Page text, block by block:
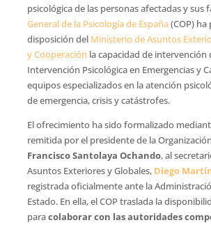
psicológica de las personas afectadas y sus
General de la Psicología de España(COP) ha
disposición del Ministerio de Asuntos
y Cooperación la capacidad de intervención
Intervención Psicológica en Emergencias y
equipos especializados en la atención
de emergencia, crisis y catástrofes.
El ofrecimiento ha sido formalizado
remitida por el presidente de la
Francisco Santolaya Ochando, al
Asuntos Exteriores y Globales, Diego
registrada oficialmente ante la
Estado. En ella, el COP traslada la
paracolaborar con las autoridades